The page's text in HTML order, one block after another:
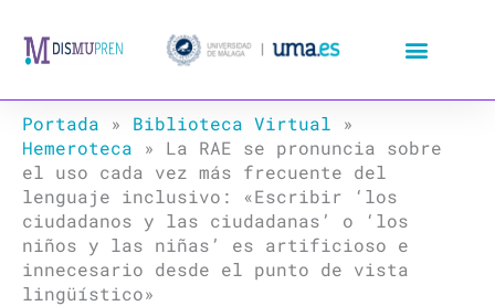
Portada » Biblioteca Virtual »
Hemeroteca » La RAE se pronuncia sobre
el uso cada vez más frecuente del
lenguaje inclusivo: «Escribir ‘los
ciudadanos y las ciudadanas’ o ‘los
niños y las niñas’ es artificioso e
innecesario desde el punto de vista
lingüístico»